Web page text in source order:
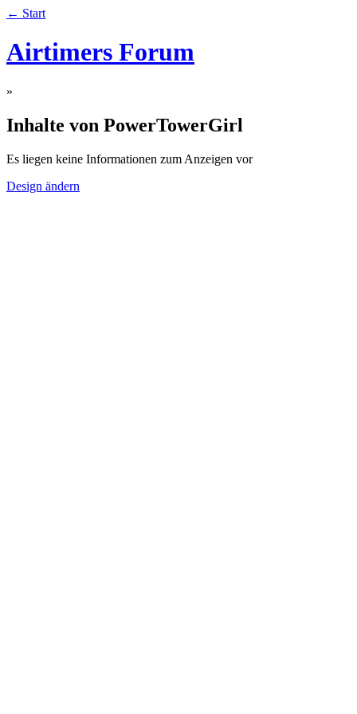
← Start
Airtimers Forum
»
Inhalte von PowerTowerGirl
Es liegen keine Informationen zum Anzeigen vor
Design ändern